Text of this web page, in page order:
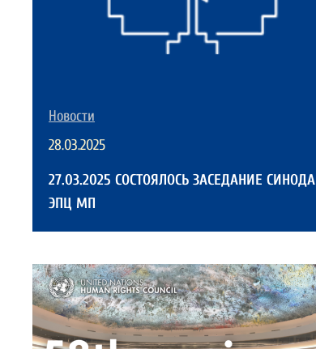
Новости
28.03.2025
27.03.2025 СОСТОЯЛОСЬ ЗАСЕДАНИЕ СИНОДА
ЭПЦ МП